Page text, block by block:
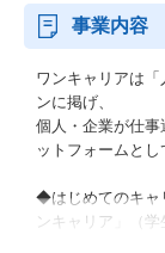
事業内容
ワンキャリアは
ンに掲げ、
個人・企業が仕
ットフォームとし
◆はじめてのキャ
ンキャリア」（